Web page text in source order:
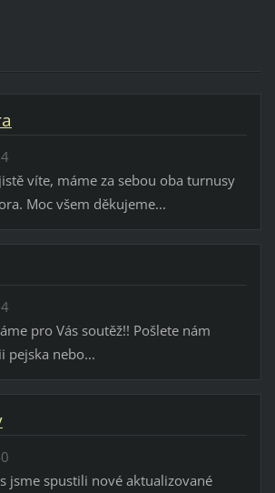
víte, máme za sebou oba turnusy
Moc všem děkujeme...
pro Vás soutěž!! Pošlete nám
pejska nebo...
jsme spustili nové aktualizované